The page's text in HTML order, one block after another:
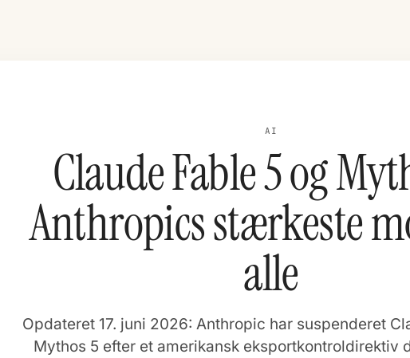
AI
Claude Fable 5 og
Anthropics stærkeste
alle
Opdateret 17. juni 2026: Anthropic har suspenderet
Mythos 5 efter et amerikansk eksportkontroldirektiv